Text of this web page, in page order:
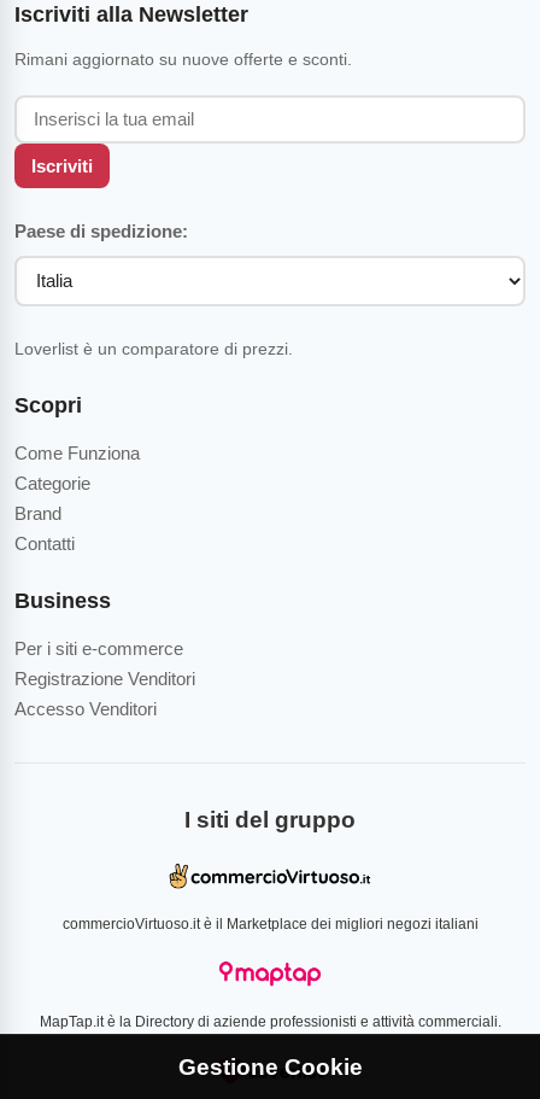
Scopri
Come Funziona
Categorie
Brand
Contatti
Business
Per i siti e-commerce
Registrazione Venditori
Accesso Venditori
Iscriviti alla Newsletter
Rimani aggiornato su nuove offerte e sconti.
Iscriviti
Paese di spedizione:
Loverlist è un comparatore di prezzi.
I siti del gruppo
commercioVirtuoso.it è il Marketplace dei migliori negozi italiani
MapTap.it è la Directory di aziende professionisti e attività commerciali.
Gestione Cookie